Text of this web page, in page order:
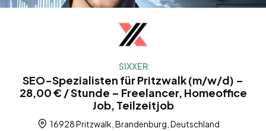
SIXXER
SEO-Spezialisten für Pritzwalk (m/w/d) –
28,00 € / Stunde – Freelancer, Homeoffice
Job, Teilzeitjob
16928 Pritzwalk, Brandenburg, Deutschland